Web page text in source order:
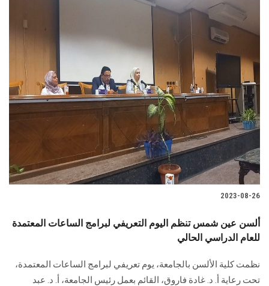
2023-08-26
ألسن عين شمس تنظم اليوم التعريفي لبرامج الساعات المعتمدة
للعام الدراسي الحالي
نظمت كلية الألسن بالجامعة، يوم تعريفي لبرامج الساعات المعتمدة،
تحت رعاية أ. د. غادة فاروق، القائم بعمل رئيس الجامعة، أ. د. عبد